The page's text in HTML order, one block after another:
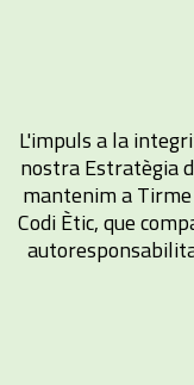
L'impuls a la
nostra Estratègia
mantenim a
Codi Ètic, que